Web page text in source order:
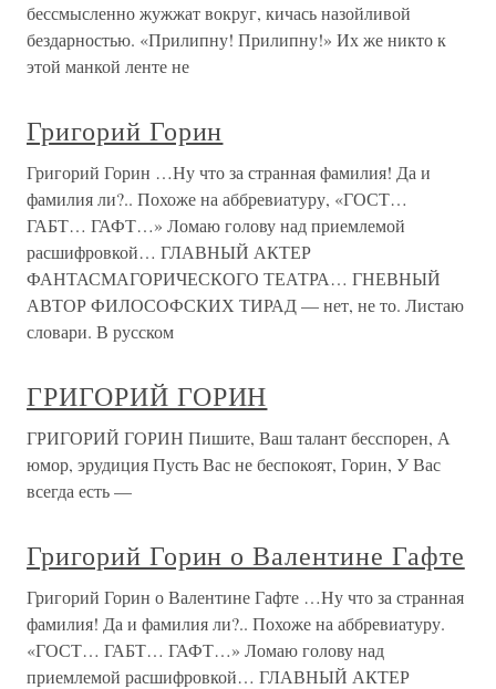
бессмысленно жужжат вокруг, кичась назойливой
бездарностью. «Прилипну! Прилипну!» Их же никто к
этой манкой ленте не
Григорий Горин
Григорий Горин …Ну что за странная фамилия! Да и
фамилия ли?.. Похоже на аббревиатуру, «ГОСТ…
ГАБТ… ГАФТ…» Ломаю голову над приемлемой
расшифровкой… ГЛАВНЫЙ АКТЕР
ФАНТАСМАГОРИЧЕСКОГО ТЕАТРА… ГНЕВНЫЙ
АВТОР ФИЛОСОФСКИХ ТИРАД — нет, не то. Листаю
словари. В русском
ГРИГОРИЙ ГОРИН
ГРИГОРИЙ ГОРИН Пишите, Ваш талант бесспорен, А
юмор, эрудиция Пусть Вас не беспокоят, Горин, У Вас
всегда есть —
Григорий Горин о Валентине Гафте
Григорий Горин о Валентине Гафте …Ну что за странная
фамилия! Да и фамилия ли?.. Похоже на аббревиатуру.
«ГОСТ… ГАБТ… ГАФТ…» Ломаю голову над
приемлемой расшифровкой… ГЛАВНЫЙ АКТЕР